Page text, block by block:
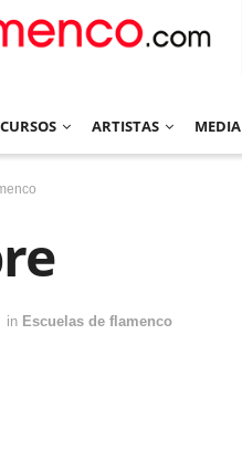
CURSOS ARTISTAS MEDIA
in Escuelas de flamenco